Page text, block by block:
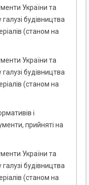
України та
будівництва
(станом на
України та
будівництва
(станом на
і
прийняті на
України та
будівництва
(станом на